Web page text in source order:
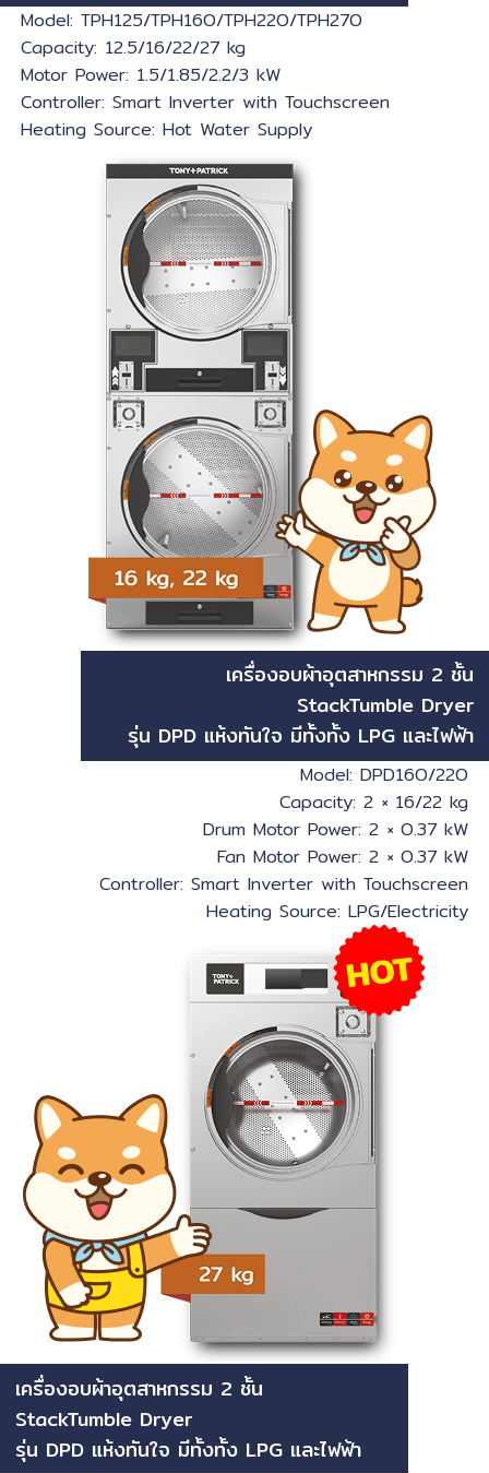
Model: TPH125/TPH16O/TPH22O/TPH27O
Capacity: 12.5/16/22/27 kg
Motor Power: 1.5/1.85/2.2/3 kW
Controller: Smart Inverter with Touchscreen
Heating Source: Hot Water Supply
เครื่องอบผ้าอุตสาหกรรม 2 ชั้น
StackTumble Dryer
รุ่น DPD แห้งทันใจ มีทั้งทั้ง LPG และไฟฟ้า
Model: DPD16O/22O
Capacity: 2 × 16/22 kg
Drum Motor Power: 2 × O.37 kW
Fan Motor Power: 2 × O.37 kW
Controller: Smart Inverter with Touchscreen
Heating Source: LPG/Electricity
เครื่องอบผ้าอุตสาหกรรม 2 ชั้น
StackTumble Dryer
รุ่น DPD แห้งทันใจ มีทั้งทั้ง LPG และไฟฟ้า